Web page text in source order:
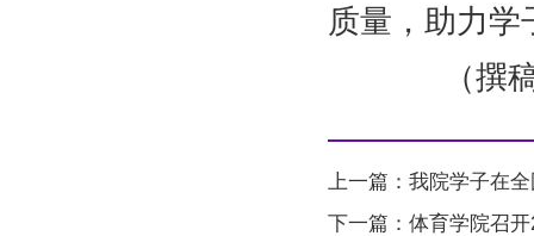
质量，助力学
（
上一篇：我院学子在
下一篇：体育学院召